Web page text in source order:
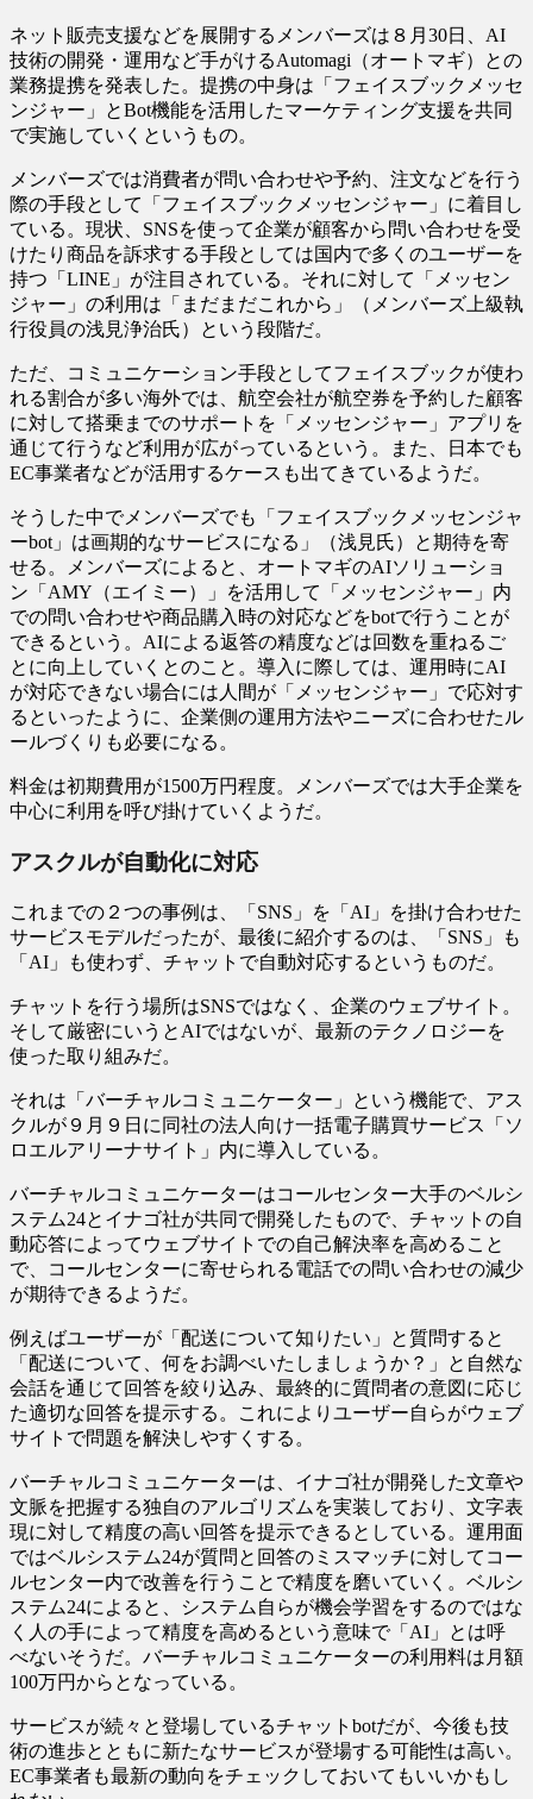
ネット販売支援などを展開するメンバーズは８月30日、AI
技術の開発・運用など手がけるAutomagi（オートマギ）との
業務提携を発表した。提携の中身は「フェイスブックメッセ
ンジャー」とBot機能を活用したマーケティング支援を共同
で実施していくというもの。
メンバーズでは消費者が問い合わせや予約、注文などを行う
際の手段として「フェイスブックメッセンジャー」に着目し
ている。現状、SNSを使って企業が顧客から問い合わせを受
けたり商品を訴求する手段としては国内で多くのユーザーを
持つ「LINE」が注目されている。それに対して「メッセン
ジャー」の利用は「まだまだこれから」（メンバーズ上級執
行役員の浅見浄治氏）という段階だ。
ただ、コミュニケーション手段としてフェイスブックが使わ
れる割合が多い海外では、航空会社が航空券を予約した顧客
に対して搭乗までのサポートを「メッセンジャー」アプリを
通じて行うなど利用が広がっているという。また、日本でも
EC事業者などが活用するケースも出てきているようだ。
そうした中でメンバーズでも「フェイスブックメッセンジャ
ーbot」は画期的なサービスになる」（浅見氏）と期待を寄
せる。メンバーズによると、オートマギのAIソリューショ
ン「AMY（エイミー）」を活用して「メッセンジャー」内
での問い合わせや商品購入時の対応などをbotで行うことが
できるという。AIによる返答の精度などは回数を重ねるご
とに向上していくとのこと。導入に際しては、運用時にAI
が対応できない場合には人間が「メッセンジャー」で応対す
るといったように、企業側の運用方法やニーズに合わせたル
ールづくりも必要になる。
料金は初期費用が1500万円程度。メンバーズでは大手企業を
中心に利用を呼び掛けていくようだ。
アスクルが自動化に対応
これまでの２つの事例は、「SNS」を「AI」を掛け合わせた
サービスモデルだったが、最後に紹介するのは、「SNS」も
「AI」も使わず、チャットで自動対応するというものだ。
チャットを行う場所はSNSではなく、企業のウェブサイト。
そして厳密にいうとAIではないが、最新のテクノロジーを
使った取り組みだ。
それは「バーチャルコミュニケーター」という機能で、アス
クルが９月９日に同社の法人向け一括電子購買サービス「ソ
ロエルアリーナサイト」内に導入している。
バーチャルコミュニケーターはコールセンター大手のベルシ
ステム24とイナゴ社が共同で開発したもので、チャットの自
動応答によってウェブサイトでの自己解決率を高めること
で、コールセンターに寄せられる電話での問い合わせの減少
が期待できるようだ。
例えばユーザーが「配送について知りたい」と質問すると
「配送について、何をお調べいたしましょうか？」と自然な
会話を通じて回答を絞り込み、最終的に質問者の意図に応じ
た適切な回答を提示する。これによりユーザー自らがウェブ
サイトで問題を解決しやすくする。
バーチャルコミュニケーターは、イナゴ社が開発した文章や
文脈を把握する独自のアルゴリズムを実装しており、文字表
現に対して精度の高い回答を提示できるとしている。運用面
ではベルシステム24が質問と回答のミスマッチに対してコー
ルセンター内で改善を行うことで精度を磨いていく。ベルシ
ステム24によると、システム自らが機会学習をするのではな
く人の手によって精度を高めるという意味で「AI」とは呼
べないそうだ。バーチャルコミュニケーターの利用料は月額
100万円からとなっている。
サービスが続々と登場しているチャットbotだが、今後も技
術の進歩とともに新たなサービスが登場する可能性は高い。
EC事業者も最新の動向をチェックしておいてもいいかもし